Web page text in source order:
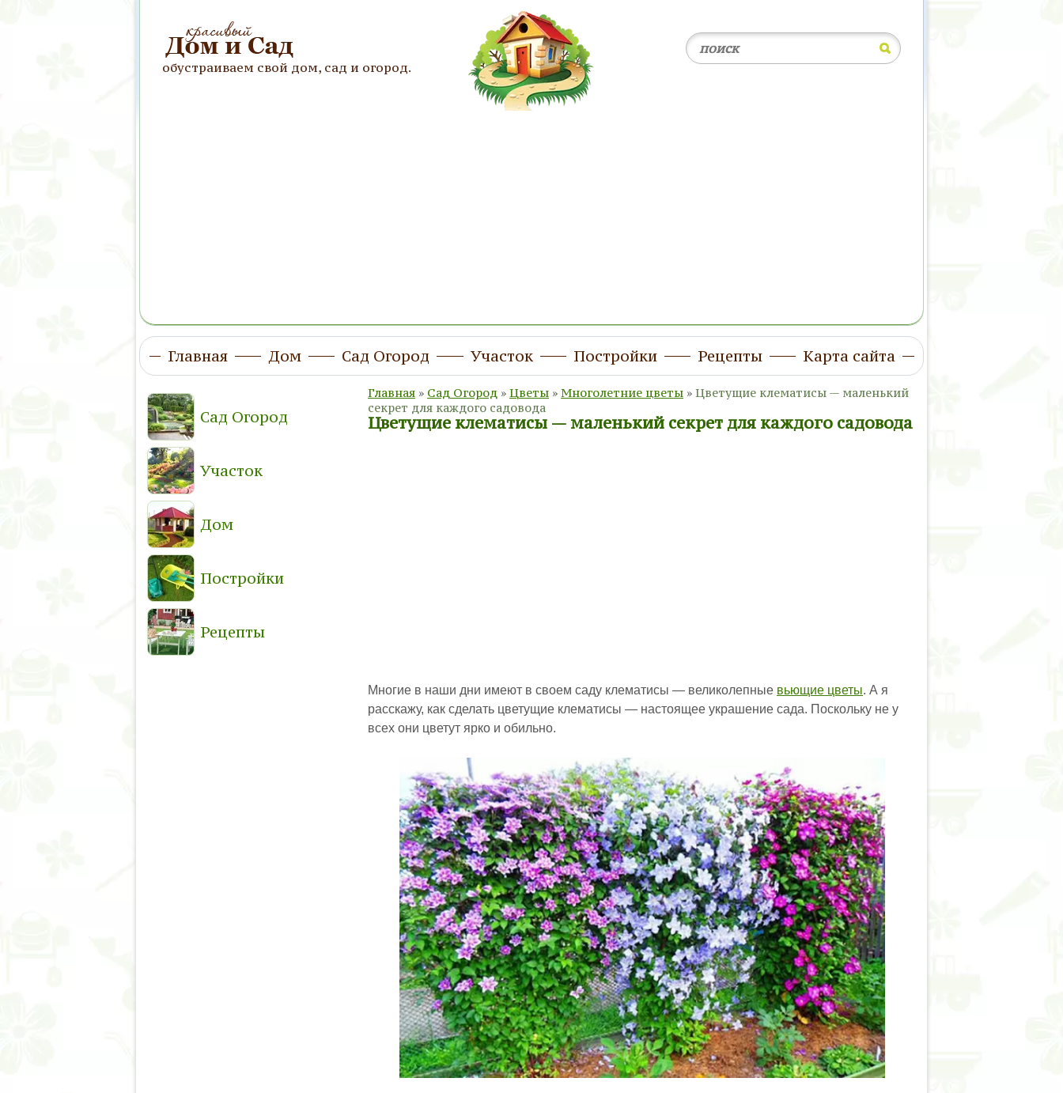
обустраиваем свой дом, сад и огород.
Главная Дом Сад Огород Участок Постройки Рецепты Карта сайта
Главная » Сад Огород » Цветы » Многолетние цветы » Цветущие клематисы — маленький
секрет для каждого садовода
Цветущие клематисы — маленький секрет для каждого садовода
Многие в наши дни имеют в своем саду клематисы — великолепные вьющие цветы. А я
расскажу, как сделать цветущие клематисы — настоящее украшение сада. Поскольку не у
всех они цветут ярко и обильно.
Сад Огород
Участок
Дом
Постройки
Рецепты